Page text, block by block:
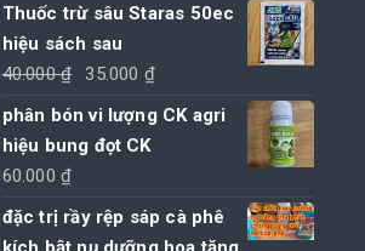
Thuốc trừ sâu Staras 50ec
hiệu sách sau
40.000₫
Giá
gốc
35.000 ₫
hiện
phân bón vi lượng CK agri
hiệu bung đọt CK
60.000 ₫
đặc trị rầy rệp sáp cà phê